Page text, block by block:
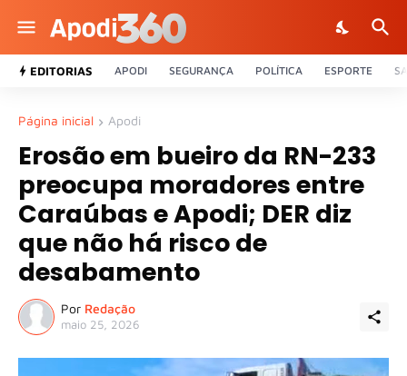
EDITORIAS APODI SEGURANÇA POLÍTICA ESPORTE
Página inicial Apodi
Erosão em bueiro da RN-233
preocupa moradores entre
Caraúbas e Apodi; DER diz
que não há risco de
desabamento
Por Redação
maio 25, 2026